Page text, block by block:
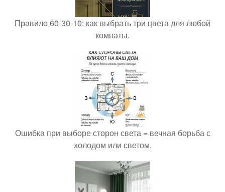
Правило 60-30-10: как выбрать три цвета для любой
комнаты.
Ошибка при выборе сторон света = вечная борьба с
холодом или светом.